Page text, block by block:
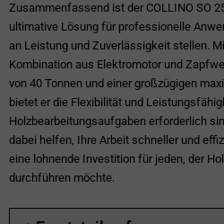
Zusammenfassend ist der COLLINO SO
ultimative Lösung für professionelle
an Leistung und Zuverlässigkeit stellen.
Kombination aus Elektromotor und
von 40 Tonnen und einer großzügigen
bietet er die Flexibilität und
Holzbearbeitungsaufgaben erforderlich
dabei helfen, Ihre Arbeit schneller und
eine lohnende Investition für jeden, der
durchführen möchte.